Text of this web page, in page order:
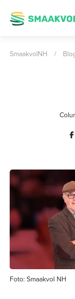
SmaakvolNH /
Foto: Smaakvol NH